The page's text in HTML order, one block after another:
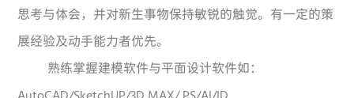
思考与体会，并对新生事物保持敏锐的触觉。有一定的策
展经验及动手能力者优先。
熟练掌握建模软件与平面设计软件如：